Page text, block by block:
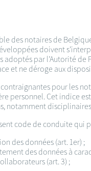
des notaires de
doivent
adoptés par l’Autorité
et ne déroge aux
pour les
personnel. Cet indice
notamment
code de conduite qui
des données (art. 1er) ;
des données à
(art. 3) ;